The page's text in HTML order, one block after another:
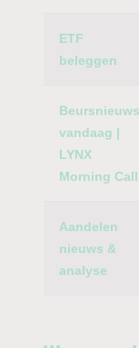
ETF
beleggen
Beursnieuws
vandaag |
LYNX
Morning Call
Aandelen
nieuws &
analyse